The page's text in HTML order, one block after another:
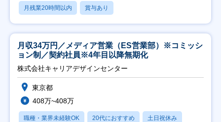
月残業20時間以内 賞与あり
月収34万円／メディア営業（ES営業部）※コミッシ
ョン制／契約社員※4年目以降無期化
株式会社キャリアデザインセンター
東京都
408万~408万
職種・業界未経験OK 20代におすすめ 土日祝休み